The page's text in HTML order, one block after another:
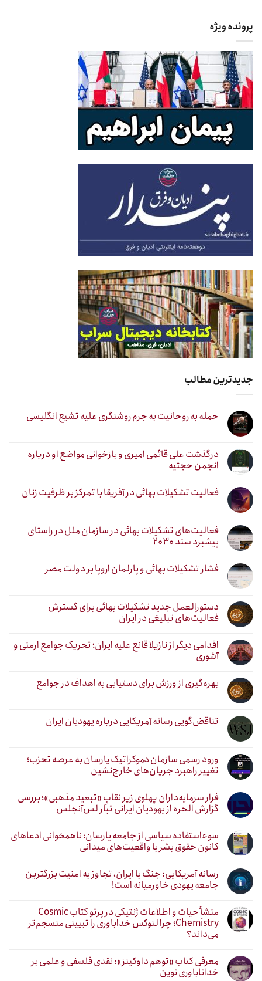
پرونده ویژه
جدیدترین مطالب
حمله به روحانیت به جرم روشنگری علیه تشیع انگلیسی
درگذشت علی قائمی امیری و بازخوانی مواضع او درباره
انجمن حجتیه
فعالیت تشکیلات بهائی در آفریقا با تمرکز بر ظرفیت زنان
فعالیت‌های تشکیلات بهائی در سازمان ملل در راستای
پیشبرد سند ۲۰۳۰
فشار تشکیلات بهائی و پارلمان اروپا بر دولت مصر
دستورالعمل جدید تشکیلات بهائی برای گسترش
فعالیت‌های تبلیغی در ایران
اقدامی دیگر از نازیلا قانع علیه ایران؛ تحریک جوامع ارمنی و
آشوری
بهره‌گیری از ورزش برای دستیابی به اهداف در جوامع
تناقض‌گویی رسانه آمریکایی درباره یهودیان ایران
ورود رسمی سازمان دموکراتیک یارسان به عرصه تحزب؛
تغییر راهبرد جریان‌های خارج‌نشین
فرار سرمایه‌داران پهلوی زیر نقابِ «تبعید مذهبی»؛ بررسی
گزارش الحره از یهودیان ایرانی تبار لس‌آنجلس
سوءاستفاده سیاسی از جامعه یارسان؛ ناهمخوانی ادعاهای
کانون حقوق بشر با واقعیت‌های میدانی
رسانه آمریکایی: جنگ با ایران، تجاوز به امنیت بزرگترین
جامعه یهودی خاورمیانه است!
منشأ حیات و اطلاعات ژنتیکی در پرتو کتاب Cosmic
Chemistry؛ چرا لنوکس خداباوری را تبیینی منسجم‌تر
می‌داند؟
معرفی کتاب «توهم داوکینز»: نقدی فلسفی و علمی بر
خداناباوری نوین